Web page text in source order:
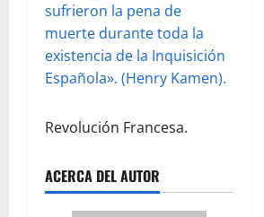
sufrieron la pena de
muerte durante toda la
existencia de la Inquisición
Española». (Henry Kamen).
Revolución Francesa.
ACERCA DEL AUTOR